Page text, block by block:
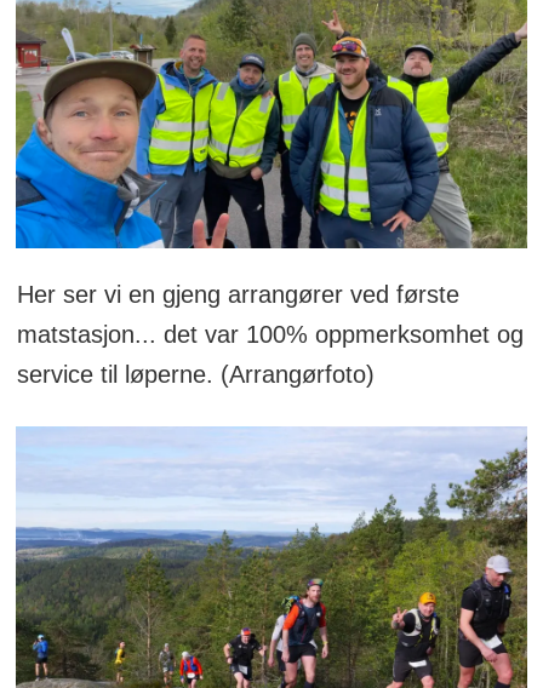
Her ser vi en gjeng arrangører ved første
matstasjon... det var 100% oppmerksomhet og
service til løperne. (Arrangørfoto)